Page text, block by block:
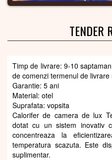
TENDER
Timp de livrare: 9-10
de comenzi termenul de livrare
Garantie: 5 ani
Material: otel
Suprafata: vopsita
Calorifer de camera de lux
dotat cu un sistem inovativ
concentreaza la
temperatura scazuta. Este
suplimentar.